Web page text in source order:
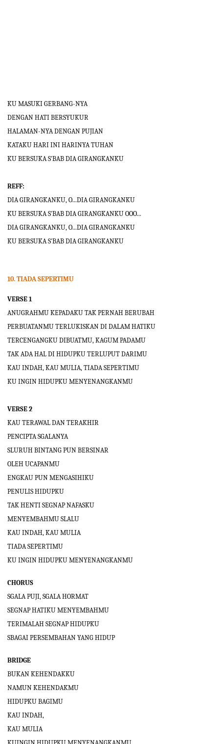
KU MASUKI GERBANG-NYA
DENGAN HATI BERSYUKUR
HALAMAN-NYA DENGAN PUJIAN
KATAKU HARI INI HARINYA TUHAN
KU BERSUKA S'BAB DIA GIRANGKANKU
REFF:
DIA GIRANGKANKU, O...DIA GIRANGKANKU
KU BERSUKA S'BAB DIA GIRANGKANKU OOO...
DIA GIRANGKANKU, O...DIA GIRANGKANKU
KU BERSUKA S'BAB DIA GIRANGKANKU
10.TIADA SEPERTIMU
VERSE 1
ANUGRAHMU KEPADAKU TAK PERNAH BERUBAH
PERBUATANMU TERLUKISKAN DI DALAM HATIKU
TERCENGANGKU DIBUATMU, KAGUM PADAMU
TAK ADA HAL DI HIDUPKU TERLUPUT DARIMU
KAU INDAH, KAU MULIA, TIADA SEPERTIMU
KU INGIN HIDUPKU MENYENANGKANMU
VERSE 2
KAU TERAWAL DAN TERAKHIR
PENCIPTA SGALANYA
SLURUH BINTANG PUN BERSINAR
OLEH UCAPANMU
ENGKAU PUN MENGASIHIKU
PENULIS HIDUPKU
TAK HENTI SEGNAP NAFASKU
MENYEMBAHMU SLALU
KAU INDAH, KAU MULIA
TIADA SEPERTIMU
KU INGIN HIDUPKU MENYENANGKANMU
CHORUS
SGALA PUJI, SGALA HORMAT
SEGNAP HATIKU MENYEMBAHMU
TERIMALAH SEGNAP HIDUPKU
SBAGAI PERSEMBAHAN YANG HIDUP
BRIDGE
BUKAN KEHENDAKKU
NAMUN KEHENDAKMU
HIDUPKU BAGIMU
KAU INDAH,
KAU MULIA